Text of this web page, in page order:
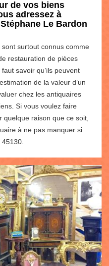
de vos biens
adressez à
Le Bardon
surtout connus comme
restauration de pièces
savoir qu’ils peuvent
de la valeur d’un
chez les antiquaires
Si vous voulez faire
quelque raison que ce soit,
à ne pas manquer si
45130.